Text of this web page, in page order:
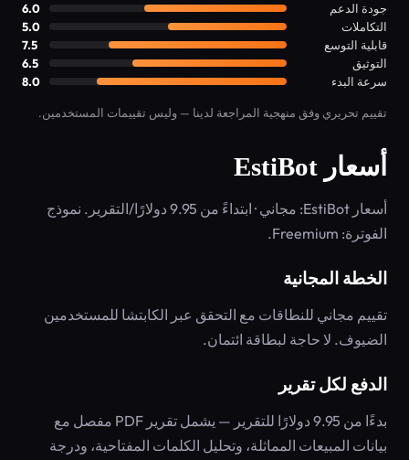
جودة الدعم
6.0
التكاملات
5.0
قابلية التوسع
7.5
التوثيق
6.5
سرعة البدء
8.0
تقييم تحريري وفق منهجية المراجعة لدينا — وليس تقييمات المستخدمين.
أسعار EstiBot
أسعار EstiBot: مجاني · ابتداءً من 9.95 دولارًا/التقرير. نموذج
الفوترة: Freemium.
الخطة المجانية
تقييم مجاني للنطاقات مع التحقق عبر الكابتشا للمستخدمين
الضيوف. لا حاجة لبطاقة ائتمان.
الدفع لكل تقرير
بدءًا من 9.95 دولارًا للتقرير — يشمل تقرير PDF مفصل مع
بيانات المبيعات المماثلة، وتحليل الكلمات المفتاحية، ودرجة